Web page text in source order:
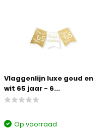
Vlaggenlijn luxe goud en
wit 65 jaar - 6...
Op voorraad